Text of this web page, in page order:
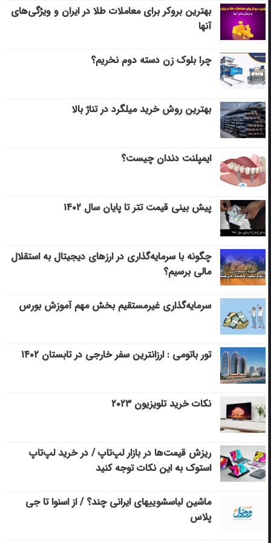
بهترین بروکر برای معاملات طلا در ایران و ویژگی‌های
آنها
چرا بلوک زن دسته دوم نخریم؟
بهترین روش خرید میلگرد در تناژ بالا
ایمپلنت دندان چیست؟
پیش بینی قیمت تتر تا پایان سال ۱۴۰۲
چگونه با سرمایه‌گذاری در ارزهای دیجیتال به استقلال
مالی برسیم؟
سرمایه‌گذاری غیرمستقیم بخش مهم آموزش بورس
تور باتومی : ارزانترین سفر خارجی در تابستان ۱۴۰۲
نکات خرید تلویزیون ۲۰۲۳
ریزش قیمت‌ها در بازار لپ‌تاپ / در خرید لپ‌تاپ
استوک به این نکات توجه کنید
ماشین لباسشویی‎های ایرانی چند؟ / از اسنوا تا جی
پلاس